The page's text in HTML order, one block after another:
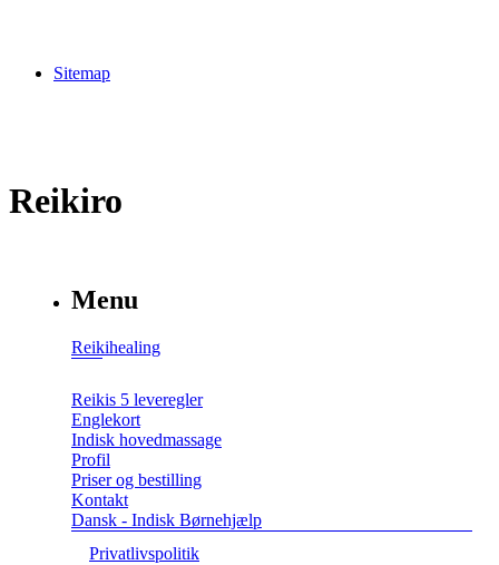
Sitemap
Reikiro
Menu
Reikihealing
Reikis 5 leveregler
Englekort
Indisk hovedmassage
Profil
Priser og bestilling
Kontakt
Dansk - Indisk Børnehjælp
Privatlivspolitik